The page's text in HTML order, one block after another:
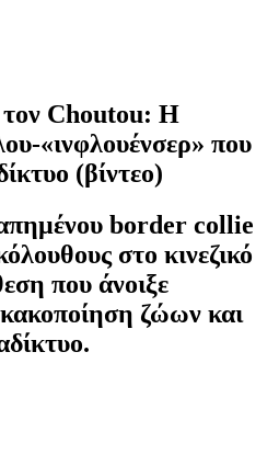
τον Choutou: Η
«ινφλουένσερ» που
(βίντεο)
border collie
στο κινεζικό
που άνοιξε
ζώων και